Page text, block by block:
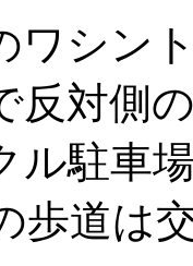
ワシン
反対側
ル駐車
歩道は